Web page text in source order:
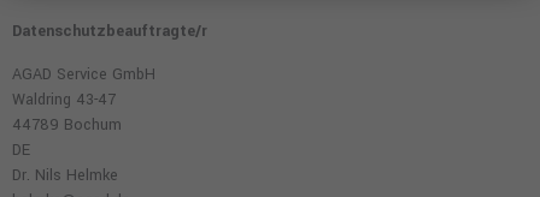
Datenschutzbeauftragte/r
AGAD Service GmbH
Waldring 43-47
44789 Bochum
DE
Dr. Nils Helmke